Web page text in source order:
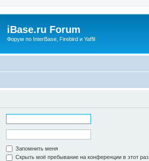
iBase.ru Forum
Форум по InterBase, Firebird и Yaffil
Запомнить меня
Скрыть моё пребывание на конференции в этот раз